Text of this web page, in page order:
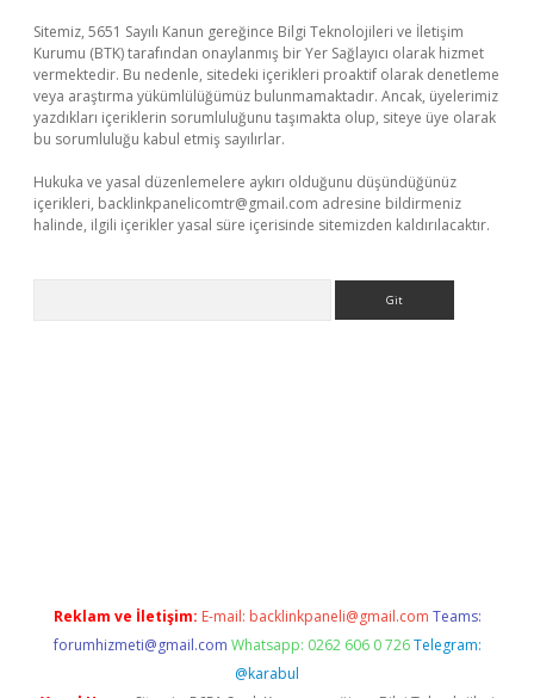
Sitemiz, 5651 Sayılı Kanun gereğince Bilgi Teknolojileri ve İletişim
Kurumu (BTK) tarafından onaylanmış bir Yer Sağlayıcı olarak hizmet
vermektedir. Bu nedenle, sitedeki içerikleri proaktif olarak denetleme
veya araştırma yükümlülüğümüz bulunmamaktadır. Ancak, üyelerimiz
yazdıkları içeriklerin sorumluluğunu taşımakta olup, siteye üye olarak
bu sorumluluğu kabul etmiş sayılırlar.
Hukuka ve yasal düzenlemelere aykırı olduğunu düşündüğünüz
içerikleri, backlinkpanelicomtr@gmail.com adresine bildirmeniz
halinde, ilgili içerikler yasal süre içerisinde sitemizden kaldırılacaktır.
Reklam ve İletişim: E-mail: backlinkpaneli@gmail.com Teams:
forumhizmeti@gmail.com Whatsapp: 0262 606 0 726 Telegram:
@karabul